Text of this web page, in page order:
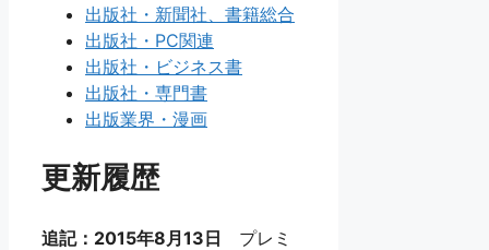
出版社・新聞社、書籍総合
出版社・PC関連
出版社・ビジネス書
出版社・専門書
出版業界・漫画
更新履歴
追記：2015年8月13日 プレミ